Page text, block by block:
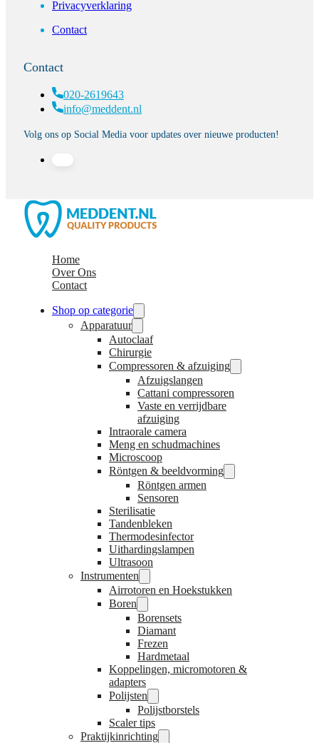
Privacyverklaring
Contact
Contact
020-2619643
info@meddent.nl
Volg ons op Social Media voor updates over nieuwe producten!
Home
Over Ons
Contact
Shop op categorie
Apparatuur
Autoclaaf
Chirurgie
Compressoren & afzuiging
Afzuigslangen
Cattani compressoren
Vaste en verrijdbare
afzuiging
Intraorale camera
Meng en schudmachines
Microscoop
Röntgen & beeldvorming
Röntgen armen
Sensoren
Sterilisatie
Tandenbleken
Thermodesinfector
Uithardingslampen
Ultrasoon
Instrumenten
Airrotoren en Hoekstukken
Boren
Borensets
Diamant
Frezen
Hardmetaal
Koppelingen, micromotoren &
adapters
Polijsten
Polijstborstels
Scaler tips
Praktijkinrichting